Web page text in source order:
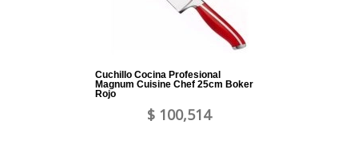
Cuchillo Cocina Profesional
Magnum Cuisine Chef 25cm Boker
Rojo
$ 100,514